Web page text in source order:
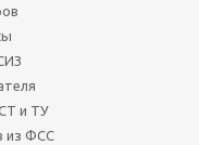
и ТУ
из ФСС